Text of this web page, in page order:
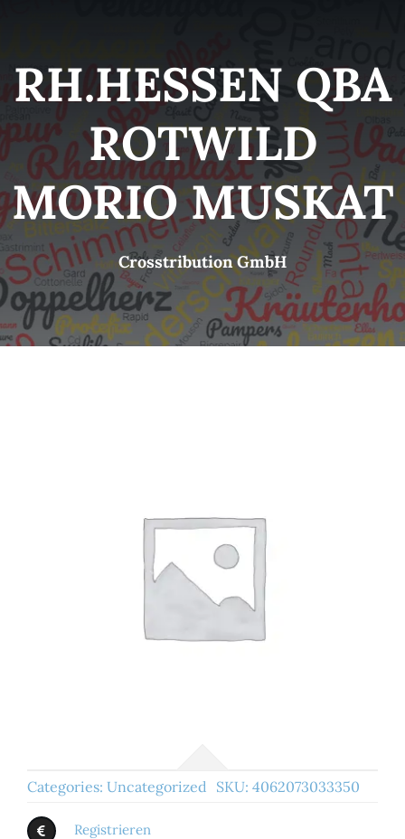
Brands
B2B-Shop
Kontakt
RH.HESSEN QBA
ROTWILD
MORIO MUSKAT
Crosstribution GmbH
Categories: Uncategorized SKU: 4062073033350
Registrieren